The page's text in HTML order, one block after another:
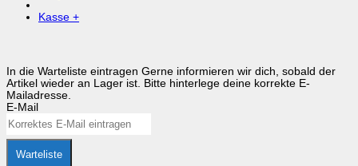
Kasse +
In die Warteliste eintragen Gerne informieren wir dich, sobald der
Artikel wieder an Lager ist. Bitte hinterlege deine korrekte E-
Mailadresse.
E-Mail
Warteliste